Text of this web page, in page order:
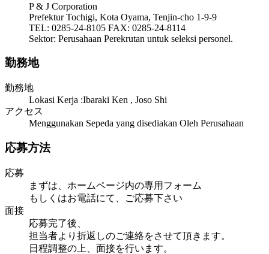
P & J Corporation
Prefektur Tochigi, Kota Oyama, Tenjin-cho 1-9-9
TEL: 0285-24-8105 FAX: 0285-24-8114
Sektor: Perusahaan Perekrutan untuk seleksi personel.
勤務地
勤務地
Lokasi Kerja :Ibaraki Ken , Joso Shi
アクセス
Menggunakan Sepeda yang disediakan Oleh Perusahaan
応募方法
応募
まずは、ホームページ内の専用フォーム
もしくはお電話にて、ご応募下さい
面接
応募完了後、
担当者より折返しのご連絡をさせて頂きます。
日程調整の上、面接を行います。